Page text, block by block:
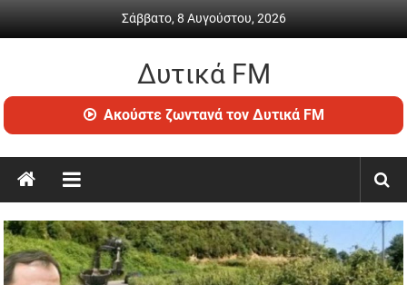
Σάββατο, 8 Αυγούστου, 2026
Δυτικά FM
Ραδιόφωνο
•
ενημέρωση
Ακούστε ζωντανά τον Δυτικά FM